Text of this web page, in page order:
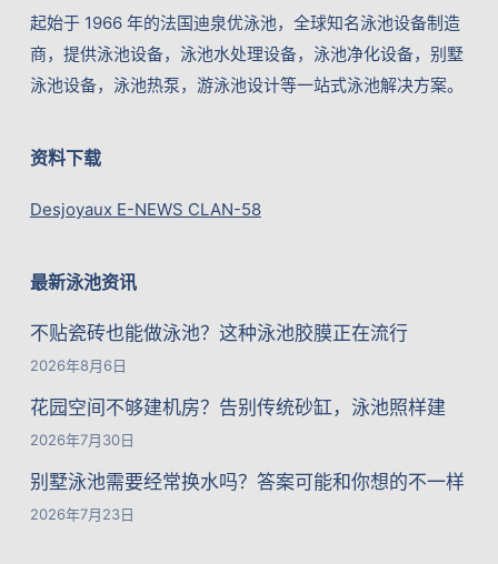
起始于 1966 年的法国迪泉优泳池，全球知名泳池设备制造
商，提供泳池设备，泳池水处理设备，泳池净化设备，别墅
泳池设备，泳池热泵，游泳池设计等一站式泳池解决方案。
资料下载
Desjoyaux E-NEWS CLAN-58
最新泳池资讯
不贴瓷砖也能做泳池？这种泳池胶膜正在流行
2026年8月6日
花园空间不够建机房？告别传统砂缸，泳池照样建
2026年7月30日
别墅泳池需要经常换水吗？答案可能和你想的不一样
2026年7月23日